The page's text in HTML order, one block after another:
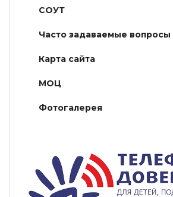
СОУТ
Часто задаваемые вопросы
Карта сайта
МОЦ
Фотогалерея